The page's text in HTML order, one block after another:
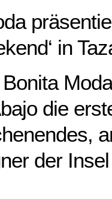
in
die
der